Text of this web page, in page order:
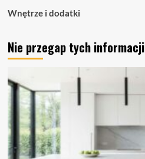
Wnętrze i dodatki
Nie przegap tych informacji